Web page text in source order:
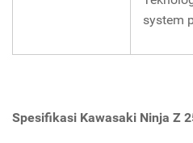
system
Spesifikasi Kawasaki Ninja Z